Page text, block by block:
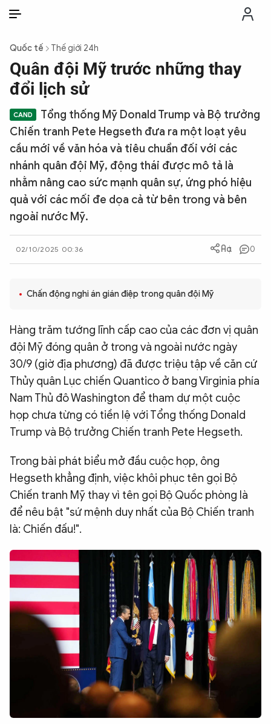
THỜI SỰ
CHỐNG DIỄN BIẾN HÒA BÌNH
CÔNG AN TRONG LÒNG DÂN
XÃ HỘI
PHÁP LUẬT
CÔNG NGHỆ
QUỐC TẾ
VĂN HÓA - THỂ THAO
BẠN ĐỌC & CAND
ĐA PHƯƠNG TIỆN
eMagazine
Podcast
Infographic
Chuyên trang An ninh thế giới Văn nghệ Công an
Chuyên đề
Quốc tế Thế giới 24h
Quân đội Mỹ trước những thay
đổi lịch sử
Tổng thống Mỹ Donald Trump và Bộ trưởng
Chiến tranh Pete Hegseth đưa ra một loạt yêu
cầu mới về văn hóa và tiêu chuẩn đối với các
nhánh quân đội Mỹ, động thái được mô tả là
nhằm nâng cao sức mạnh quân sự, ứng phó hiệu
quả với các mối đe dọa cả từ bên trong và bên
ngoài nước Mỹ.
02/10/2025 00:36 0
Chấn động nghi án gián điệp trong quân đội Mỹ
Hàng trăm tướng lĩnh cấp cao của các đơn vị quân
đội Mỹ đóng quân ở trong và ngoài nước ngày
30/9 (giờ địa phương) đã được triệu tập về căn cứ
Thủy quân Lục chiến Quantico ở bang Virginia phía
Nam Thủ đô Washington để tham dự một cuộc
họp chưa từng có tiền lệ với Tổng thống Donald
Trump và Bộ trưởng Chiến tranh Pete Hegseth.
Trong bài phát biểu mở đầu cuộc họp, ông
Hegseth khẳng định, việc khôi phục tên gọi Bộ
Chiến tranh Mỹ thay vì tên gọi Bộ Quốc phòng là
để nêu bật "sứ mệnh duy nhất của Bộ Chiến tranh
là: Chiến đấu!".